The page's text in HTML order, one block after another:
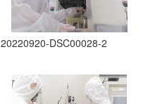
20220920-DSC00028-2